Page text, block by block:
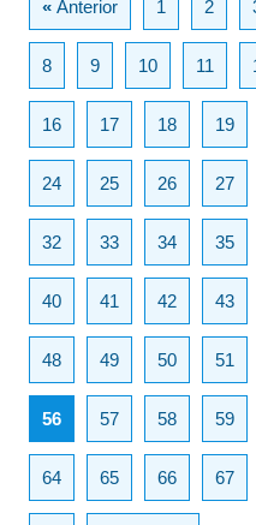
«Anterior 1 2
8 9 10 11
16 17 18 19
24 25 26 27
32 33 34 35
40 41 42 43
48 49 50 51
56 57 58 59
64 65 66 67